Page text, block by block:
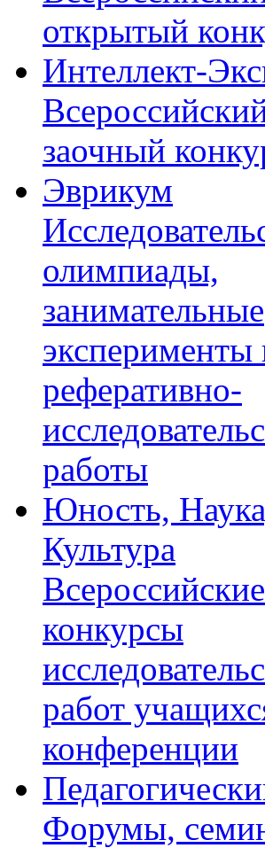
открытый
Интеллект-
заочный
Эврикум
олимпиады,
занимательные
эксперименты
реферативно-
работы
Юность,
Культура
Всероссийские
конкурсы
работ
конференции
Форумы,